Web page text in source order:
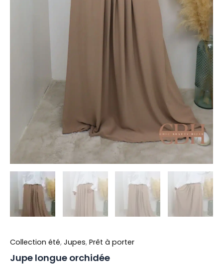
Collection été, Jupes, Prêt à porter
Jupe longue orchidée